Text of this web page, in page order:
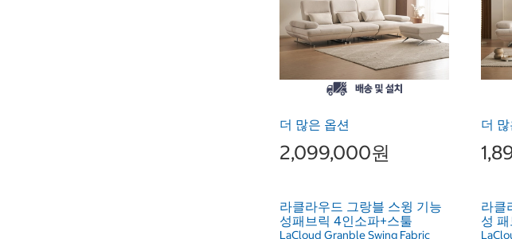
더 많은 옵션
2,099,000원
라클라우드 그랑블 스윙 기능
성패브릭 4인소파+스툴
LaCloud Granble Swing Fabric
더
라클
성